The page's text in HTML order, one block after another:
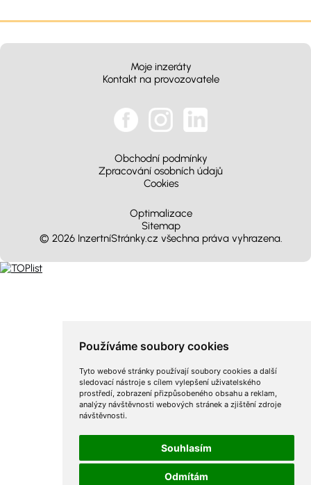
Používáme soubory cookies
Tyto webové stránky používají soubory cookies a další
sledovací nástroje s cílem vylepšení uživatelského
prostředí, zobrazení přizpůsobeného obsahu a reklam,
analýzy návštěvnosti webových stránek a zjištění zdroje
návštěvnosti.
Souhlasím
Odmítám
Moje inzeráty
Kontakt na provozovatele
Obchodní podmínky
Zpracování osobních údajů
Cookies
Optimalizace
Sitemap
© 2026 InzertníStránky.cz všechna práva vyhrazena.